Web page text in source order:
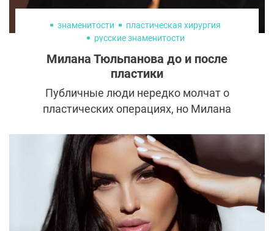
знаменитости
пластическая хирургия
русские знаменитости
Милана Тюльпанова до и после
пластики
Публичные люди нередко молчат о
пластических операциях, но Милана
позиции. Она спокойно рассказывает о
своем преображении, которое началось 10
лет назад. Она призналась, что для нее
пластическая хирургия — один из способов
поднять самооценку и обрести
уверенность в себе. Как же изменилась